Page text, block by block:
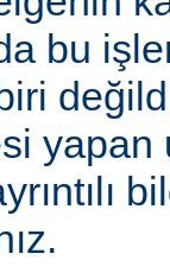
bu
yapan